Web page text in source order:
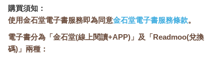
更明確來說，我們會著眼以下7個部分：假徵才廣告、受僱於詐騙
業者的專業仲介、經親朋好友介紹、社群媒體網紅的誘導、犯罪
組織人口販運、綁架、詐騙園區之間的買賣。
購買須知：
使用金石堂電子書服務即為同意金石堂電子書服務條款。
電子書分為「金石堂(線上閱讀+APP)」及「Readmoo(兌換
碼)」兩種：